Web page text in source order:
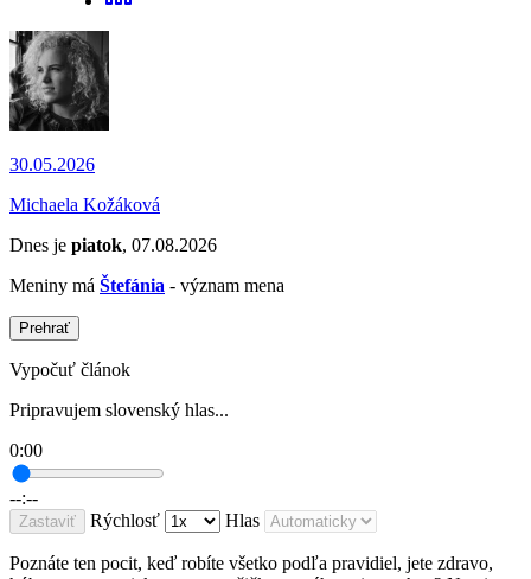
30.05.2026
Michaela Kožáková
Dnes je piatok, 07.08.2026
Meniny má Štefánia - význam mena
Prehrať
Vypočuť článok
Pripravujem slovenský hlas...
0:00
--:--
Zastaviť Rýchlosť Hlas
Poznáte ten pocit, keď robíte všetko podľa pravidiel, jete zdravo,